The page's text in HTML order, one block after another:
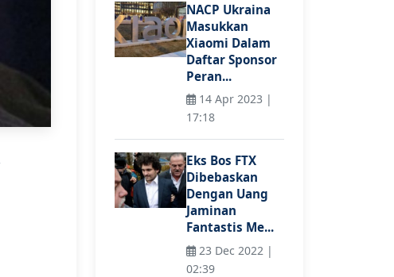
NACP Ukraina
Masukkan
Xiaomi Dalam
Daftar Sponsor
Peran...
14 Apr 2023 |
17:18
Eks Bos FTX
Dibebaskan
Dengan Uang
Jaminan
Fantastis Me...
23 Dec 2022 |
02:39